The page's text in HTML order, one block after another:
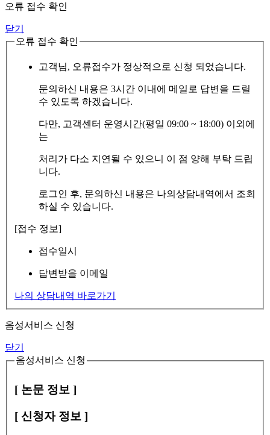
오류 접수 확인
닫기
오류 접수 확인
고객님, 오류접수가 정상적으로 신청 되었습니다.
문의하신 내용은 3시간 이내에 메일로 답변을 드릴
수 있도록 하겠습니다.
다만, 고객센터 운영시간(평일 09:00 ~ 18:00) 이외에
는
처리가 다소 지연될 수 있으니 이 점 양해 부탁 드립
니다.
로그인 후, 문의하신 내용은 나의상담내역에서 조회
하실 수 있습니다.
[접수 정보]
접수일시
답변받을 이메일
나의 상담내역 바로가기
음성서비스 신청
닫기
음성서비스 신청
[ 논문 정보 ]
[ 신청자 정보 ]